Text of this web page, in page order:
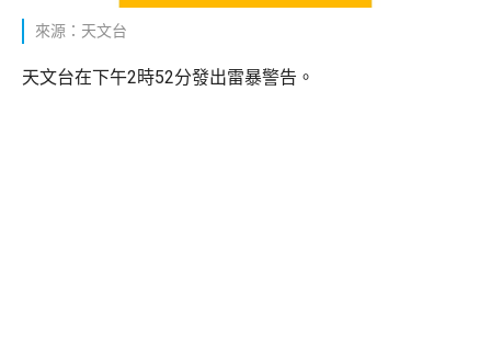
來源：天文台
天文台在下午2時52分發出雷暴警告。